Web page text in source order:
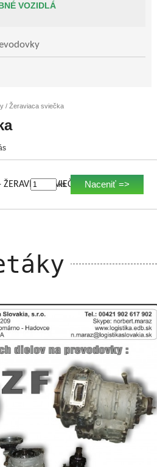
VOZIDLÁ
/ Žeraviaca sviečka
SVIEČKA
ks Naceniť =>